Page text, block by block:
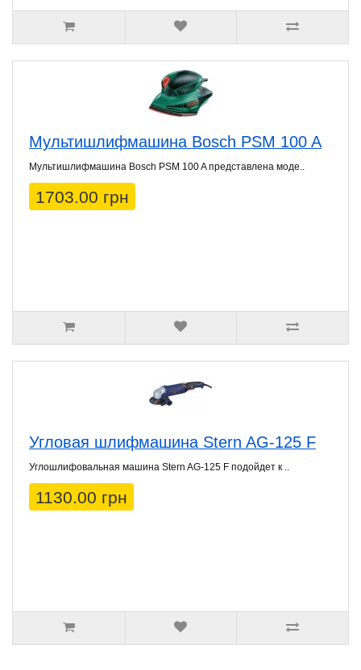
Мультишлифмашина Bosch PSM 100 A
Мультишлифмашина Bosch PSM 100 A представлена моде..
1703.00 грн
Угловая шлифмашина Stern AG-125 F
Углошлифовальная машина Stern AG-125 F подойдет к ..
1130.00 грн